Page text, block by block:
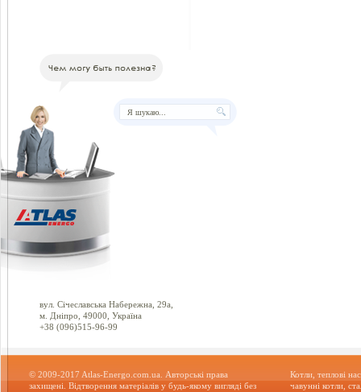
© 2009-2017 Atlas-Energo.com.ua. Авторські права
захищені. Відтворення матеріалів у будь-якому вигляді без
Котли, теплові
чавунні котли,
вул. Січеславська Набережна, 29а,
м. Дніпро, 49000, Україна
+38 (096)515-96-99